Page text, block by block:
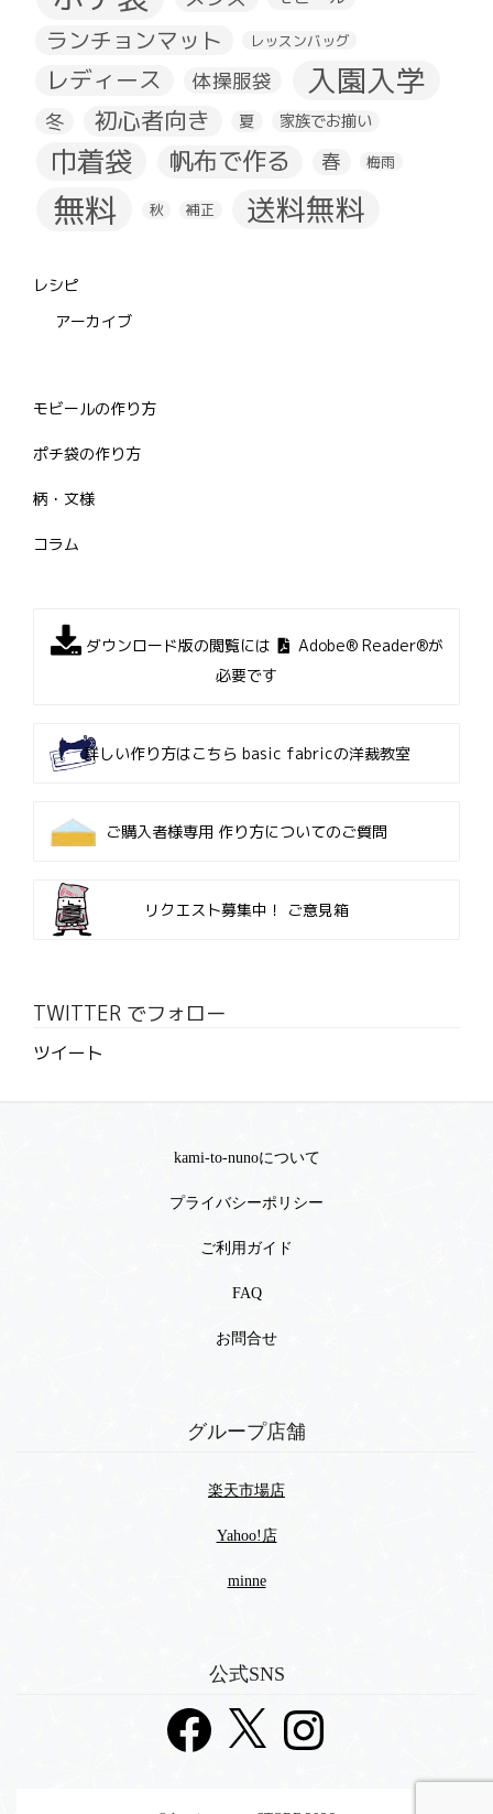
ランチョンマット レッスンバッグ
レディース 体操服袋 入園入学
冬 初心者向き 夏 家族でお揃い
巾着袋 帆布で作る 春 梅雨
無料 秋 補正 送料無料
レシピ
アーカイブ
モビールの作り方
ポチ袋の作り方
柄・文様
コラム
ダウンロード版の閲覧には
Adobe® Reader®が
必要です
詳しい作り方はこちら basic fabricの洋裁教室
ご購入者様専用 作り方についてのご質問
リクエスト募集中！ ご意見箱
TWITTER でフォロー
ツイート
kami-to-nunoについて
プライバシーポリシー
ご利用ガイド
FAQ
お問合せ
グループ店舗
楽天市場店
Yahoo!店
minne
公式SNS
Facebook Instagram